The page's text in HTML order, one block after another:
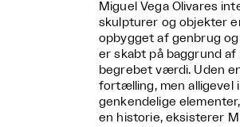
Miguel Vega Olivares
skulpturer og objekter
opbygget af genbrug
er skabt på baggrund af
begrebet værdi. Uden
fortælling, men alligevel
genkendelige
en historie, eksisterer